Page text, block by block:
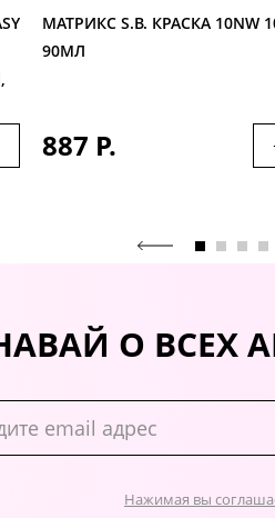
МАТРИКС S.B. КРАСКА 10NW
90МЛ
887 Р.
О ВСЕХ
Нажимая вы